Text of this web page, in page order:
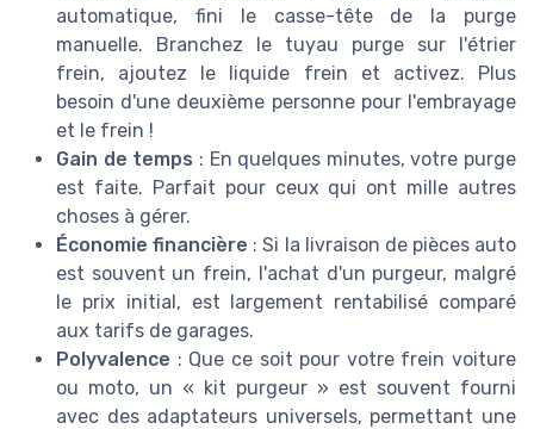
automatique, fini le casse-tête de la purge
manuelle. Branchez le tuyau purge sur l'étrier
frein, ajoutez le liquide frein et activez. Plus
besoin d'une deuxième personne pour l'embrayage
et le frein !
Gain de temps : En quelques minutes, votre purge
est faite. Parfait pour ceux qui ont mille autres
choses à gérer.
Économie financière : Si la livraison de pièces auto
est souvent un frein, l'achat d'un purgeur, malgré
le prix initial, est largement rentabilisé comparé
aux tarifs de garages.
Polyvalence : Que ce soit pour votre frein voiture
ou moto, un « kit purgeur » est souvent fourni
avec des adaptateurs universels, permettant une